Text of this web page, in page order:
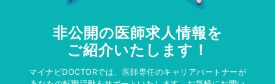
非公開の医師求人情報を
ご紹介いたします！
マイナビDOCTORでは、医師専任のキャリアパートナーが